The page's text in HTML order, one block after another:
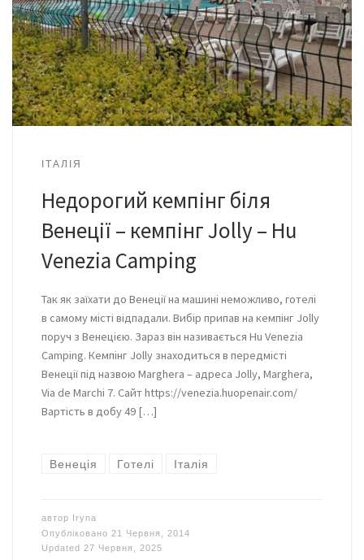
ІТАЛІЯ
Недорогий кемпінг біля
Венеції – кемпінг Jolly – Hu
Venezia Camping
Так як заїхати до Венеції на машині неможливо, готелі
в самому місті відпадали. Вибір припав на кемпінг Jolly
поруч з Венецією. Зараз він називається Hu Venezia
Camping. Кемпінг Jolly знаходиться в передмісті
Венеції під назвою Marghera – адреса Jolly, Marghera,
Via de Marchi 7. Сайт https://venezia.huopenair.com/
Вартість в добу 49 […]
Венеція Готелі Італія
автор Iryna
Опубліковано 21 Червня, 2014
Updated 27 Червня, 2025